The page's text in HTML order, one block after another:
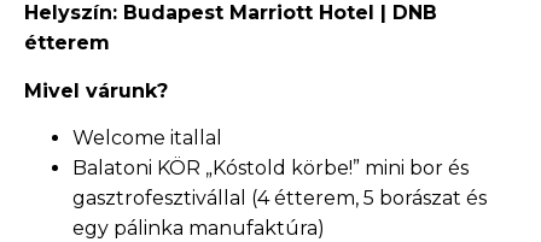
Helyszín: Budapest Marriott Hotel | DNB
étterem
Mivel várunk?
Welcome itallal
Balatoni KÖR „Kóstold körbe!” mini bor és
gasztrofesztivállal (4 étterem, 5 borászat és
egy pálinka manufaktúra)